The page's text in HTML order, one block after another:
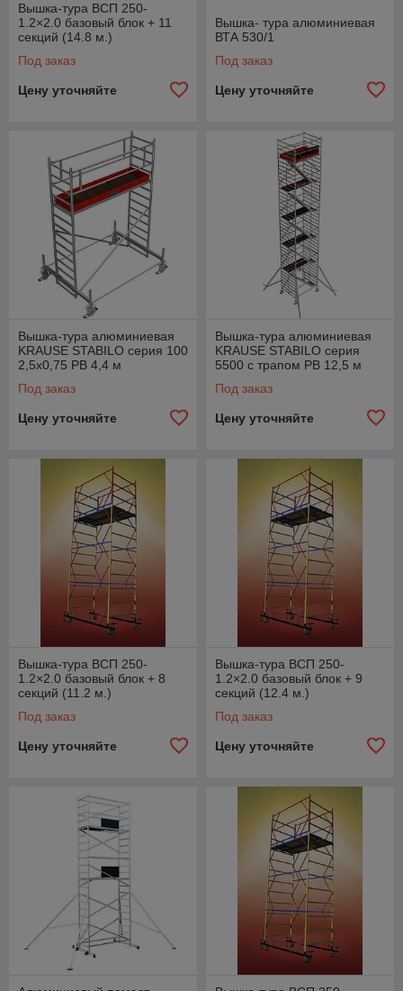
Вышка-тура ВСП 250-
1.2×2.0 базовый блок + 11
секций (14.8 м.)
Под заказ
Цену уточняйте
Вышка- тура алюминиевая
ВТА 530/1
Под заказ
Цену уточняйте
Вышка-тура алюминиевая
KRAUSE STABILO серия 100
2,5х0,75 РВ 4,4 м
Под заказ
Цену уточняйте
Вышка-тура алюминиевая
KRAUSE STABILO серия
5500 с трапом РВ 12,5 м
Под заказ
Цену уточняйте
Вышка-тура ВСП 250-
1.2×2.0 базовый блок + 8
секций (11.2 м.)
Под заказ
Цену уточняйте
Вышка-тура ВСП 250-
1.2×2.0 базовый блок + 9
секций (12.4 м.)
Под заказ
Цену уточняйте